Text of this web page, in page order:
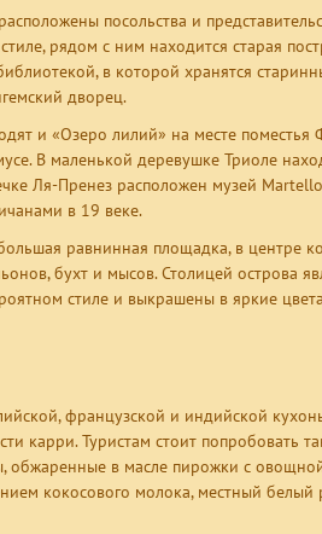
посольства и
рядом с ним находится старая
в которой хранятся
дворец.
и «Озеро лилий» на месте поместья
В маленькой деревушке Триоле
Ля-Пренез расположен музей
в 19 веке.
равнинная площадка, в центре
бухт и мысов. Столицей острова
стиле и выкрашены в яркие
французской и индийской
карри. Туристам стоит попробовать
обжаренные в масле пирожки с
кокосового молока, местный